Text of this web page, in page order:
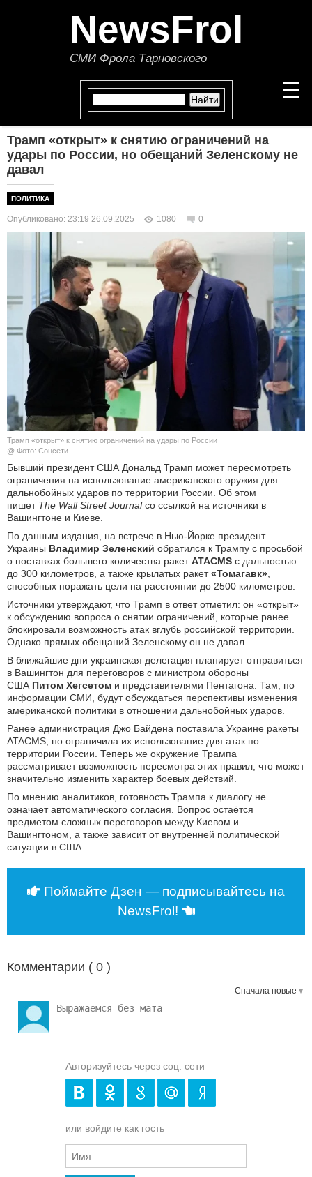
NewsFrol
СМИ Фрола Тарновского
НОВОСТИ
ПОЛИТИКА
ЭКОНОМИКА
В МИРЕ
ОБЩЕСТВО
КУЛЬТУРА
НАУКА
СПОРТ
ШОУ-БИЗНЕС
АВТО И МОТО
ЭГОИЗМ
Трамп «открыт» к снятию ограничений на
удары по России, но обещаний Зеленскому не
давал
ПОЛИТИКА
Опубликовано: 23:19 26.09.2025 1080 0
Трамп «открыт» к снятию ограничений на удары по России
@ Фото: Соцсети
Бывший президент США Дональд Трамп может пересмотреть
ограничения на использование американского оружия для
дальнобойных ударов по территории России. Об этом
пишет The Wall Street Journalсо ссылкой на источники в
Вашингтоне и Киеве.
По данным издания, на встрече в Нью-Йорке президент
Украины Владимир Зеленский обратился к Трампу с просьбой
о поставках большего количества ракетATACMS с дальностью
до 300 километров, а также крылатых ракет«Томагавк»,
способных поражать цели на расстоянии до 2500 километров.
Источники утверждают, что Трамп в ответ отметил: он «открыт»
к обсуждению вопроса о снятии ограничений, которые ранее
блокировали возможность атак вглубь российской территории.
Однако прямых обещаний Зеленскому он не давал.
В ближайшие дни украинская делегация планирует отправиться
в Вашингтон для переговоров с министром обороны
США Питом Хегсетом и представителями Пентагона. Там, по
информации СМИ, будут обсуждаться перспективы изменения
американской политики в отношении дальнобойных ударов.
Ранее администрация Джо Байдена поставила Украине ракеты
ATACMS, но ограничила их использование для атак по
территории России. Теперь же окружение Трампа
рассматривает возможность пересмотра этих правил, что может
значительно изменить характер боевых действий.
По мнению аналитиков, готовность Трампа к диалогу не
означает автоматического согласия. Вопрос остаётся
предметом сложных переговоров между Киевом и
Вашингтоном, а также зависит от внутренней политической
ситуации в США.
Поймайте Дзен — подписывайтесь на
NewsFrol!
Комментарии ( 0 )
Сначала новые
Авторизуйтесь через соц. сети
или войдите как гость